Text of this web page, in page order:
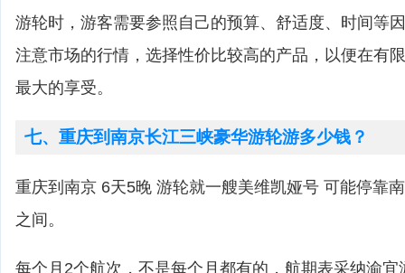
游轮时，游客需要参照自己的预算、舒适度、时间等
注意市场的行情，选择性价比较高的产品，以便在有
最大的享受。
七、重庆到南京长江三峡豪华游轮游多少钱？
重庆到南京 6天5晚 游轮就一艘美维凯娅号 可能停靠
之间。
每个月2个航次，不是每个月都有的，航期表采纳渝宜